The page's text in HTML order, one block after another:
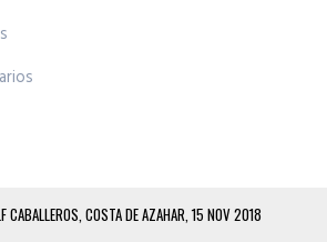
CABALLEROS, COSTA DE AZAHAR, 15 NOV 2018